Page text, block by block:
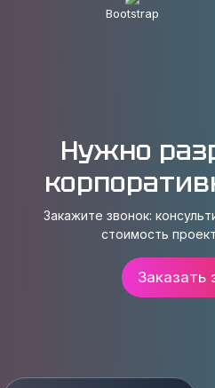
Bootstrap
Нужно
Закажите звонок:
стоимость
Заказать